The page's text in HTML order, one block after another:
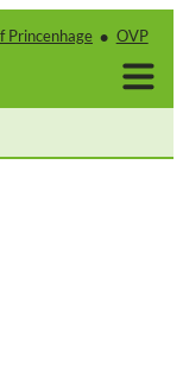
Princenhage OVP